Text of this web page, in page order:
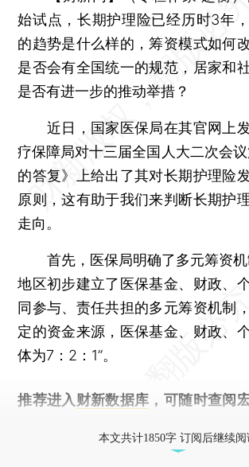
始试点，长期护理险已经历时3年
的趋势是什么样的，筹资模式如何
是否会有全国统一的规范，居家和
是否有进一步的推动举措？
近日，国家医保局在其官网上
疗保障局对十三届全国人大二次会
的答复》上给出了其对长期护理险
原则，这有助于我们来判断长期护
走向。
首先，医保局明确了多元筹资机
地区初步建立了医保基金、财政、
同参与、责任共担的多元筹资机制
定的资金来源，医保基金、财政、
体为7：2：1”。
推荐进入 财新数据库 ，可随时查阅
本文共计1850字 订阅后继续阅